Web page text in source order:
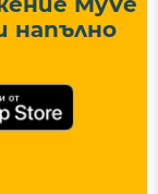
напълно